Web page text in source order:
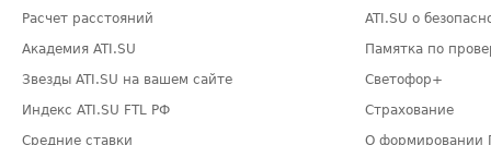
Расчет расстояний
Академия ATI.SU
Звезды ATI.SU на вашем сайте
Индекс ATI.SU FTL РФ
Средние ставки
ATI.SU о
Памятка по
Светофор+
Страхование
О формировании